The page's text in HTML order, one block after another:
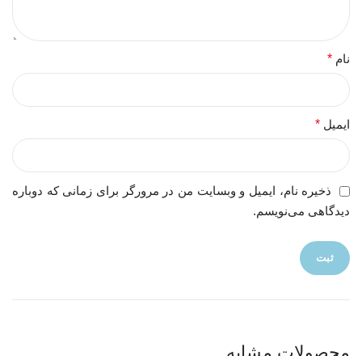
نام *
ایمیل *
ذخیره نام، ایمیل و وبسایت من در مرورگر برای زمانی که دوباره
دیدگاهی می‌نویسم.